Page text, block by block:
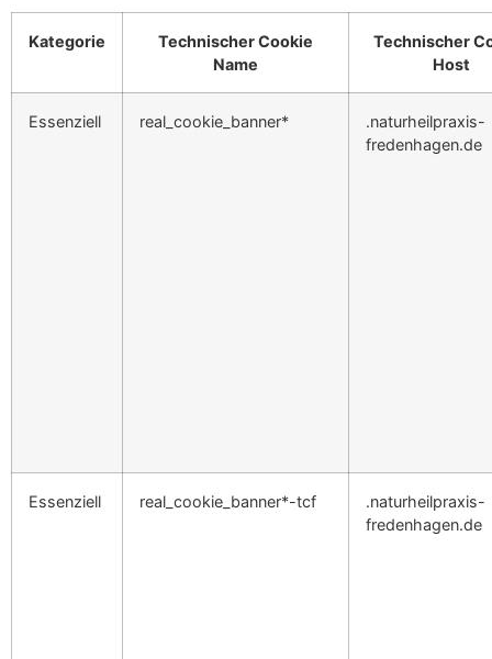
Kategorie
Technischer Cookie
Name
Technischer
Host
Essenziell real_cookie_banner*
.naturheilpraxis-
fredenhagen.de
Essenziell real_cookie_banner*-tcf
.naturheilpraxis-
fredenhagen.de